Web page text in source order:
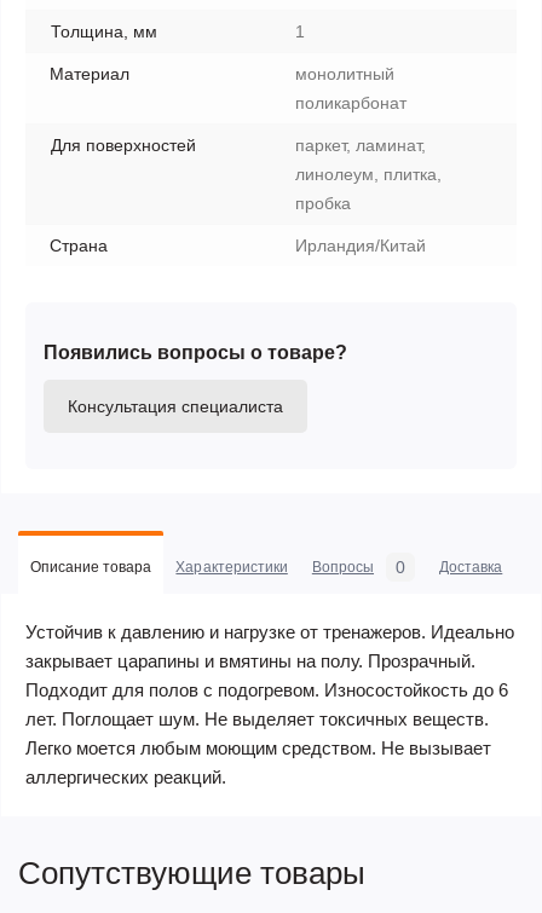
Толщина, мм 1
Материал
монолитный
поликарбонат
Для поверхностей
паркет, ламинат,
линолеум, плитка,
пробка
Страна Ирландия/Китай
Появились вопросы о товаре?
Консультация специалиста
Описание товара Характеристики Вопросы 0 Доставка
Устойчив к давлению и нагрузке от тренажеров. Идеально
закрывает царапины и вмятины на полу. Прозрачный.
Подходит для полов с подогревом. Износостойкость до 6
лет. Поглощает шум. Не выделяет токсичных веществ.
Легко моется любым моющим средством. Не вызывает
аллергических реакций.
Сопутствующие товары